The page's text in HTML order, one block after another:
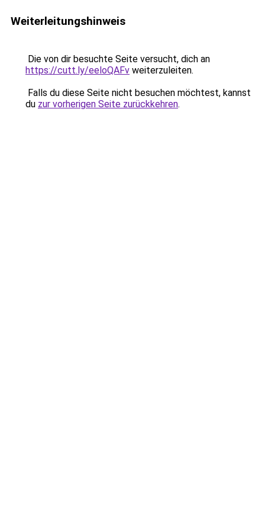
Weiterleitungshinweis
Die von dir besuchte Seite versucht, dich an
https://cutt.ly/eeloQAFv weiterzuleiten.
Falls du diese Seite nicht besuchen möchtest, kannst
du zur vorherigen Seite zurückkehren.